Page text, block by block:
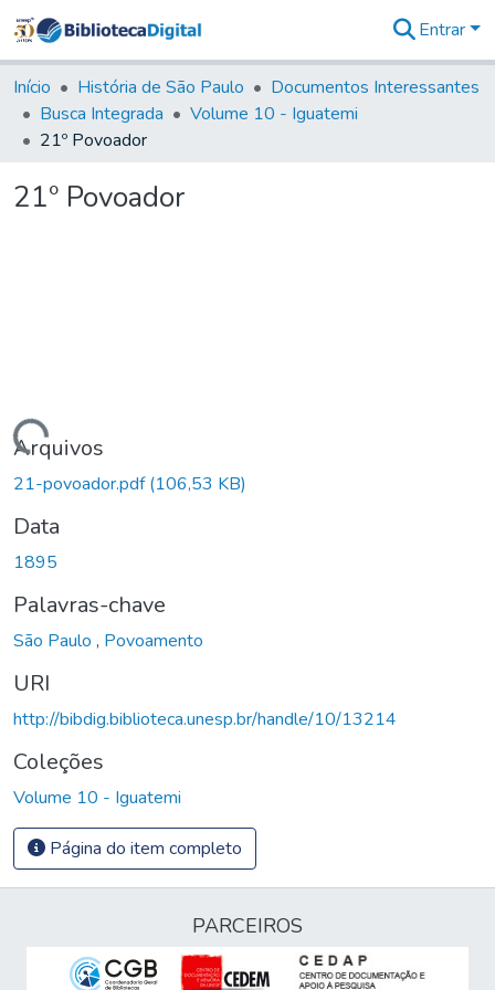
&
Coleções
Tudo na
Entrar
Início História de São Paulo
Documentos Interessantes
Busca Integrada
Volume 10 - Iguatemi
21º Povoador
21º Povoador
Carregando...
Arquivos
21-povoador.pdf(106,53 KB)
Data
1895
Palavras-chave
São Paulo , Povoamento
URI
http://bibdig.biblioteca.unesp.br/handle/10/13214
Coleções
Volume 10 - Iguatemi
Página do item completo
PARCEIROS